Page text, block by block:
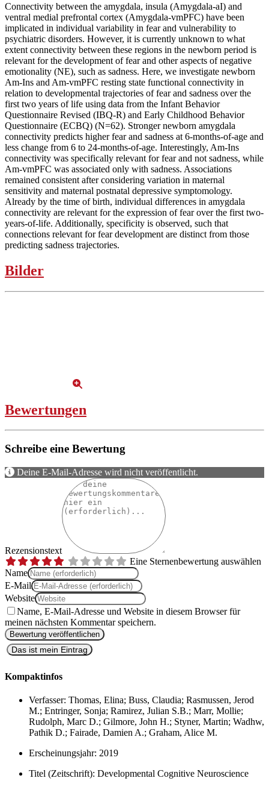
Connectivity between the amygdala, insula (Amygdala-aI) and
ventral medial prefrontal cortex (Amygdala-vmPFC) have been
implicated in individual variability in fear and vulnerability to
psychiatric disorders. However, it is currently unknown to what
extent connectivity between these regions in the newborn period is
relevant for the development of fear and other aspects of negative
emotionality (NE), such as sadness. Here, we investigate newborn
Am-Ins and Am-vmPFC resting state functional connectivity in
relation to developmental trajectories of fear and sadness over the
first two years of life using data from the Infant Behavior
Questionnaire Revised (IBQ-R) and Early Childhood Behavior
Questionnaire (ECBQ) (N=62). Stronger newborn amygdala
connectivity predicts higher fear and sadness at 6-months-of-age and
less change from 6 to 24-months-of-age. Interestingly, Am-Ins
connectivity was specifically relevant for fear and not sadness, while
Am-vmPFC was associated only with sadness. Associations
remained consistent after considering variation in maternal
sensitivity and maternal postnatal depressive symptomology.
Already by the time of birth, individual differences in amygdala
connectivity are relevant for the expression of fear over the first two-
years-of-life. Additionally, specificity is observed, such that
connections relevant for fear development are distinct from those
predicting sadness trajectories.
Bilder
Bewertungen
Schreibe eine Bewertung
Deine E-Mail-Adresse wird nicht veröffentlicht.
Rezensionstext
Eine Sternenbewertung auswählen
Name
E-Mail
Website
Name, E-Mail-Adresse und Website in diesem Browser für
meinen nächsten Kommentar speichern.
Das ist mein Eintrag
Kompaktinfos
Verfasser: Thomas, Elina; Buss, Claudia; Rasmussen, Jerod
M.; Entringer, Sonja; Ramirez, Julian S.B.; Marr, Mollie;
Rudolph, Marc D.; Gilmore, John H.; Styner, Martin; Wadhw,
Pathik D.; Fairade, Damien A.; Graham, Alice M.
Erscheinungsjahr: 2019
Titel (Zeitschrift): Developmental Cognitive Neuroscience